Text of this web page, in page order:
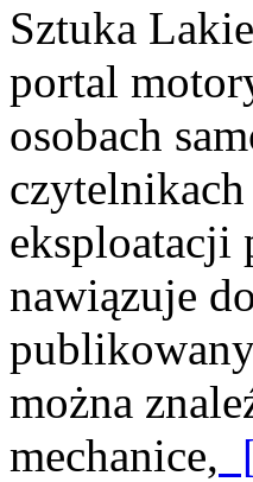
Sztuka
portal
osobach
eksploatacji
nawiązuje
można
mechanice,